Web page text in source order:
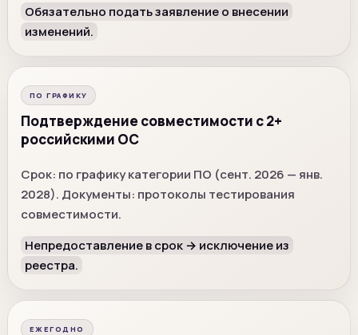
Обязательно подать заявление о внесении
изменений.
ПО ГРАФИКУ
Подтверждение совместимости с 2+
российскими ОС
Срок: по графику категории ПО (сент. 2026 — янв.
2028). Документы: протоколы тестирования
совместимости.
Непредоставление в срок → исключение из
реестра.
ЕЖЕГОДНО